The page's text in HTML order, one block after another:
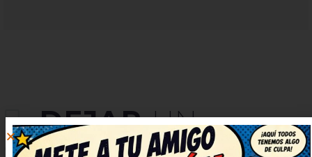
DEJARUN
COMENTARIO